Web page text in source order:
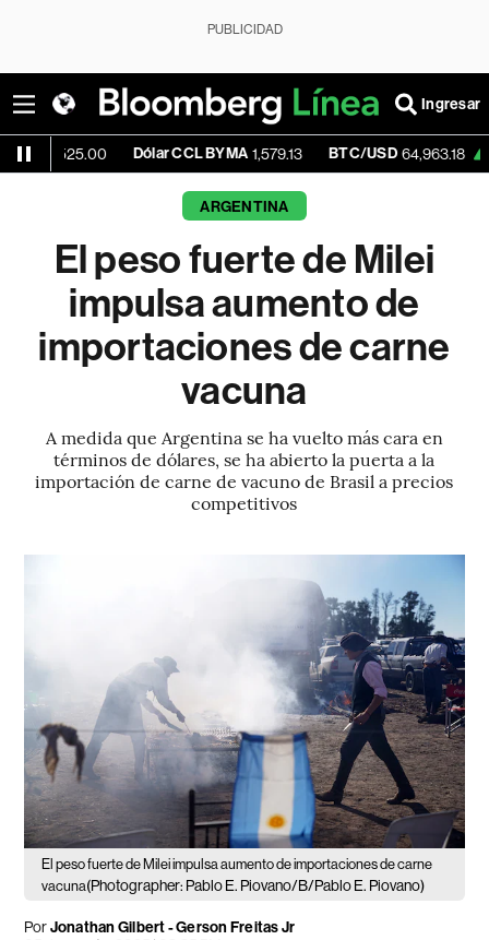
PUBLICIDAD
Ingresar
Dólar CCL BYMA 1,579.13 BTC/USD 64,963.18 +0.89%
ARGENTINA
El peso fuerte de Milei
impulsa aumento de
importaciones de carne
vacuna
A medida que Argentina se ha vuelto más cara en
términos de dólares, se ha abierto la puerta a la
importación de carne de vacuno de Brasil a precios
competitivos
El peso fuerte de Milei impulsa aumento de importaciones de carne
vacuna(Photographer: Pablo E. Piovano/B/Pablo E. Piovano)
PorJonathan Gilbert - Gerson Freitas Jr